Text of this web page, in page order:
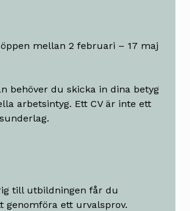
mellan 2 februari – 17 maj
behöver du skicka in dina betyg
arbetsintyg. Ett CV är inte ett
till utbildningen får du
genomföra ett urvalsprov.